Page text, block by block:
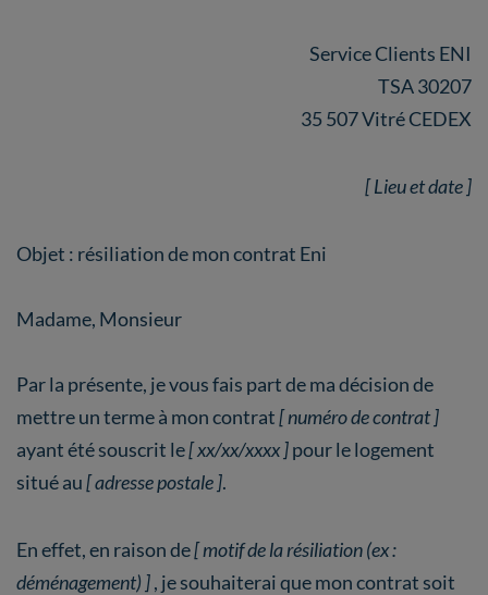
Service Clients ENI
TSA 30207
35 507 Vitré CEDEX
[ Lieu et date ]
Objet : résiliation de mon contrat Eni
Madame, Monsieur
Par la présente, je vous fais part de ma décision de
mettre un terme à mon contrat[ numéro de contrat ]
ayant été souscrit le[ xx/xx/xxxx ]pour le logement
situé au[ adresse postale ].
En effet, en raison de[ motif de la résiliation (ex :
déménagement) ], je souhaiterai que mon contrat soit